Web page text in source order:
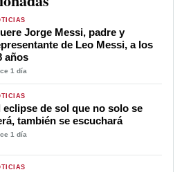
Jorge Messi, padre y
de Leo Messi, a los
años
1 día
eclipse de sol que no solo se
también se escuchará
1 día